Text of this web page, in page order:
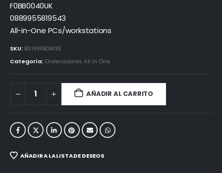
F0BB0040UK
0889955819543
All-in-One PCs/workstations
SKU: B019WBDWXE
Categoría: Ordenadores All in One
AÑADIR AL CARRITO
AÑADIR A LA LISTA DE DESEOS